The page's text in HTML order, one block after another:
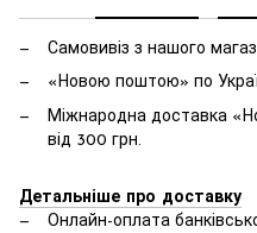
Самовивіз з нашого
«Новою поштою» по
Міжнародна доставка
від 300 грн.
Детальніше про доставку
Онлайн-оплата